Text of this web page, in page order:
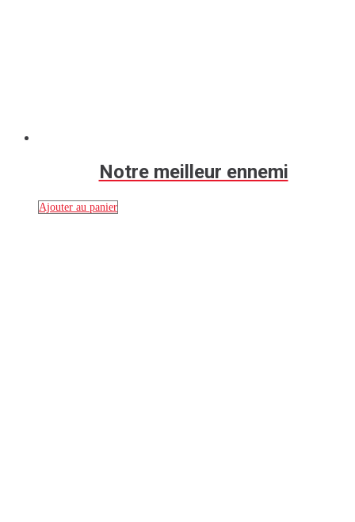
Notre meilleur ennemi
Ajouter au panier